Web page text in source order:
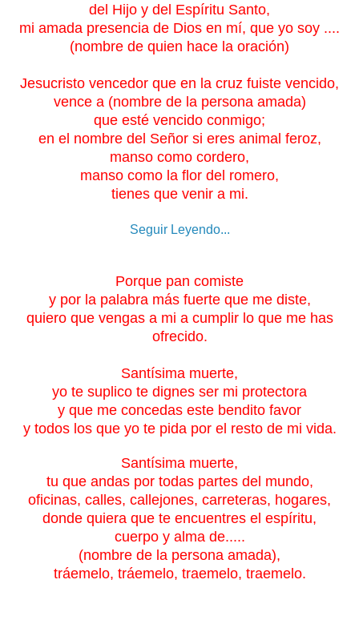
del Hijo y del Espíritu Santo,
mi amada presencia de Dios en mí, que yo soy ....
(nombre de quien hace la oración)
Jesucristo vencedor que en la cruz fuiste vencido,
vence a (nombre de la persona amada)
que esté vencido conmigo;
en el nombre del Señor si eres animal feroz,
manso como cordero,
manso como la flor del romero,
tienes que venir a mi.
Seguir Leyendo...
Porque pan comiste
y por la palabra más fuerte que me diste,
quiero que vengas a mi a cumplir lo que me has
ofrecido.
Santísima muerte,
yo te suplico te dignes ser mi protectora
y que me concedas este bendito favor
y todos los que yo te pida por el resto de mi vida.
Santísima muerte,
tu que andas por todas partes del mundo,
oficinas, calles, callejones, carreteras, hogares,
donde quiera que te encuentres el espíritu,
cuerpo y alma de.....
(nombre de la persona amada),
tráemelo, tráemelo, traemelo, traemelo.